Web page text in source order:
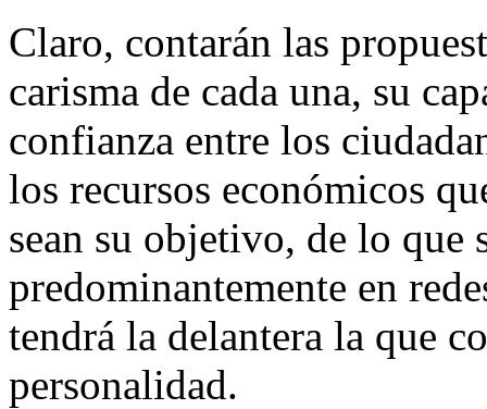
Claro, contarán las
carisma de cada una, su
confianza entre los
los recursos económicos
sean su objetivo, de lo
predominantemente en
tendrá la delantera la que
personalidad.